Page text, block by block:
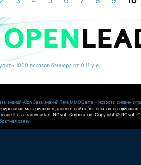
1000 показов баннера от 0,11 у.е.
знаний Aion База знаний Tera MMOGame - новости онлайн
материалов с данного сайта без ссылок на оригинал
II is a trademark of NCsoft Corporation. Copyright © NCsoft
связь